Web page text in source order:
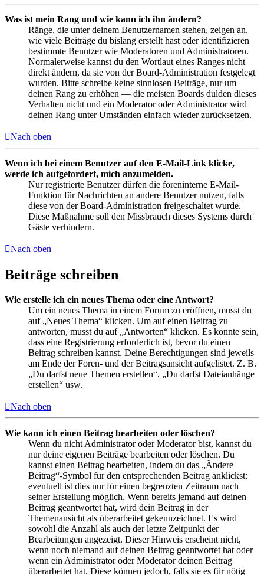
Was ist mein Rang und wie kann ich ihn ändern?
Ränge, die unter deinem Benutzernamen stehen, zeigen an,
wie viele Beiträge du bislang erstellt hast oder identifizieren
bestimmte Benutzer wie Moderatoren und Administratoren.
Normalerweise kannst du den Wortlaut eines Ranges nicht
direkt ändern, da sie von der Board-Administration festgelegt
wurden. Bitte schreibe keine sinnlosen Beiträge, nur um
deinen Rang zu erhöhen — die meisten Boards dulden dieses
Verhalten nicht und ein Moderator oder Administrator wird
deinen Rang unter Umständen einfach wieder zurücksetzen.
Nach oben
Wenn ich bei einem Benutzer auf den E-Mail-Link klicke,
werde ich aufgefordert, mich anzumelden.
Nur registrierte Benutzer dürfen die foreninterne E-Mail-
Funktion für Nachrichten an andere Benutzer nutzen, falls
diese von der Board-Administration freigeschaltet wurde.
Diese Maßnahme soll den Missbrauch dieses Systems durch
Gäste verhindern.
Nach oben
Beiträge schreiben
Wie erstelle ich ein neues Thema oder eine Antwort?
Um ein neues Thema in einem Forum zu eröffnen, musst du
auf „Neues Thema“ klicken. Um auf einen Beitrag zu
antworten, musst du auf „Antworten“ klicken. Es könnte sein,
dass eine Registrierung erforderlich ist, bevor du einen
Beitrag schreiben kannst. Deine Berechtigungen sind jeweils
am Ende der Foren- und der Beitragsansicht aufgelistet. Z. B.
„Du darfst neue Themen erstellen“, „Du darfst Dateianhänge
erstellen“ usw.
Nach oben
Wie kann ich einen Beitrag bearbeiten oder löschen?
Wenn du nicht Administrator oder Moderator bist, kannst du
nur deine eigenen Beiträge bearbeiten oder löschen. Du
kannst einen Beitrag bearbeiten, indem du das „Ändere
Beitrag“-Symbol für den entsprechenden Beitrag anklickst;
eventuell ist dies nur für einen begrenzten Zeitraum nach
seiner Erstellung möglich. Wenn bereits jemand auf deinen
Beitrag geantwortet hat, wird dein Beitrag in der
Themenansicht als überarbeitet gekennzeichnet. Es wird
sowohl die Anzahl als auch der letzte Zeitpunkt der
Bearbeitungen angezeigt. Dieser Hinweis erscheint nicht,
wenn noch niemand auf deinen Beitrag geantwortet hat oder
wenn ein Administrator oder Moderator deinen Beitrag
überarbeitet hat. Diese können jedoch, falls sie es für nötig